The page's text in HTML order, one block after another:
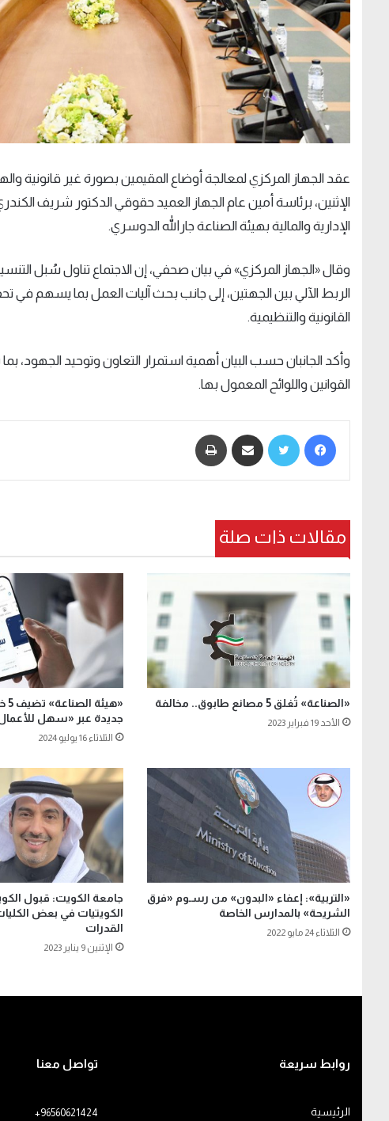
عقد الجهاز المركزي لمعالجة أوضاع المقيمين بصورة غير قانونية
الإثنين، برئاسة أمين عام الجهاز العميد حقوقي الدكتور شريف
الإدارية والمالية بهيئة الصناعة جارالله الدوسري.
وقال «الجهاز المركزي» في بيان صحفي، إن الاجتماع تناول سُبل
الربط الآلي بين الجهتين، إلى جانب بحث آليات العمل بما يسهم في
القانونية والتنظيمية.
وأكد الجانبان حسب البيان أهمية استمرار التعاون وتوحيد الجهود،
القوانين واللوائح المعمول بها.
مقالات ذات صلة
«الصناعة» تُغلق 5 مصانع طابوق.. مخالفة
الأحد 19 فبراير 2023
جديدة عبر «سهل
الثلاثاء 16 يوليو 2024
«التربية»: إعفاء «البدون» من رسـوم «فرق
الشريحة» بالمدارس الخاصة
الثلاثاء 24 مايو 2022
جامعة الكويت: قبول
الكويتيات في بعض
القدرات
الإثنين 9 يناير 2023
روابط سريعة
الرئيسية
تواصل معنا
+96560621424